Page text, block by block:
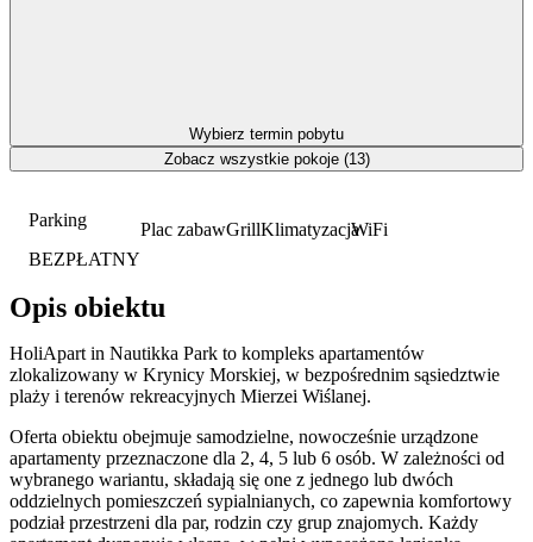
Parking
BEZPŁATNY
Plac zabawGrillKlimatyzacjaWiFi
Opis obiektu
HoliApart in Nautikka Park to kompleks apartamentów
zlokalizowany w Krynicy Morskiej, w bezpośrednim sąsiedztwie
plaży i terenów rekreacyjnych Mierzei Wiślanej.
Oferta obiektu obejmuje samodzielne, nowocześnie urządzone
apartamenty przeznaczone dla 2, 4, 5 lub 6 osób. W zależności od
wybranego wariantu, składają się one z jednego lub dwóch
oddzielnych pomieszczeń sypialnianych, co zapewnia komfortowy
podział przestrzeni dla par, rodzin czy grup znajomych. Każdy
Wybierz termin pobytu
Zobacz wszystkie pokoje (13)